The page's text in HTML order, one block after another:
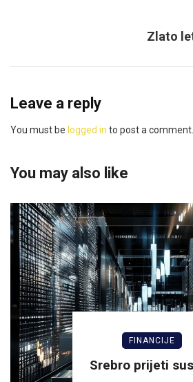
Zlato
Leave a reply
You must be logged in to post a comment.
You may also like
FINANCIJE
Srebro prijeti